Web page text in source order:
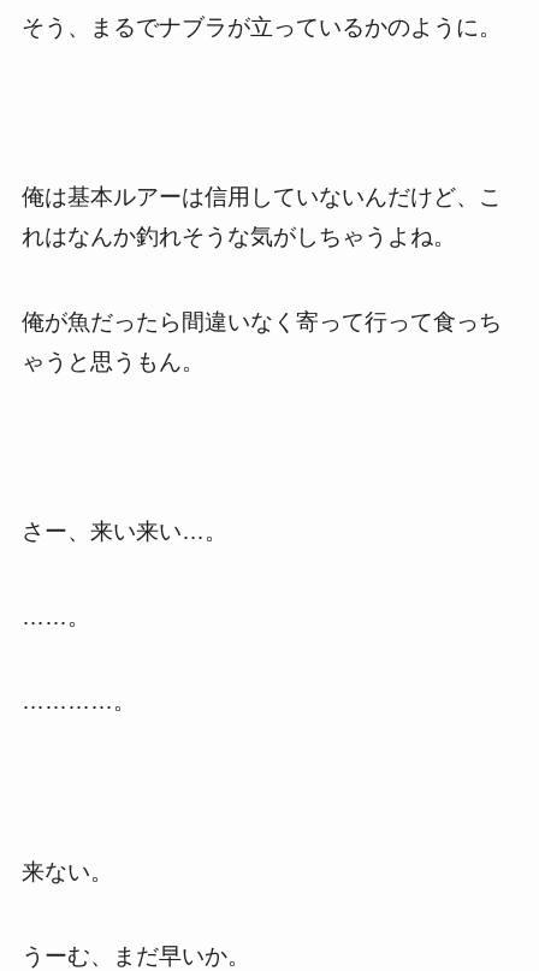
そう、まるでナブラが立っているかのように。
俺は基本ルアーは信用していないんだけど、こ
れはなんか釣れそうな気がしちゃうよね。
俺が魚だったら間違いなく寄って行って食っち
ゃうと思うもん。
さー、来い来い…。
……。
…………。
来ない。
うーむ、まだ早いか。